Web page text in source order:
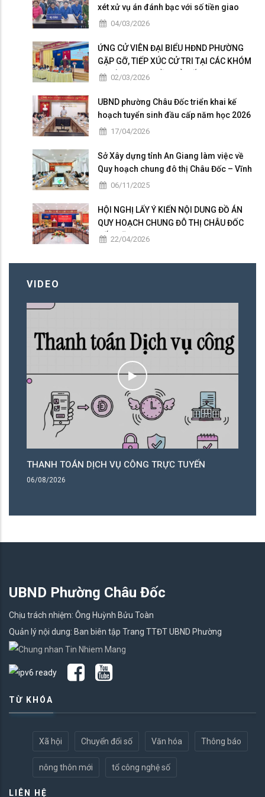
xét xử vụ án đánh bạc với số tiền giao
dịch hơn 4,9 tỷ đồng
04/03/2026
ỨNG CỬ VIÊN ĐẠI BIỂU HĐND PHƯỜNG
GẶP GỠ, TIẾP XÚC CỬ TRI TẠI CÁC KHÓM
THUỘC ĐƠN VỊ BẦU CỬ SỐ 5
02/03/2026
UBND phường Châu Đốc triển khai kế
hoạch tuyển sinh đầu cấp năm học 2026
– 202717/04/2026
Sở Xây dựng tỉnh An Giang làm việc về
Quy hoạch chung đô thị Châu Đốc – Vĩnh
Tế giai đoạn 2025 – 2026
06/11/2025
HỘI NGHỊ LẤY Ý KIẾN NỘI DUNG ĐỒ ÁN
QUY HOẠCH CHUNG ĐÔ THỊ CHÂU ĐỐC
ĐẾN NĂM 2050
22/04/2026
VIDEO
THANH TOÁN DỊCH VỤ CÔNG TRỰC TUYẾN
06/08/2026
UBND Phường Châu Đốc
Chịu trách nhiệm: Ông Huỳnh Bửu Toàn
Quản lý nội dung: Ban biên tập Trang TTĐT UBND Phường
TỪ KHÓA
Xã hội Chuyển đổi số Văn hóa Thông báo
nông thôn mới tổ công nghệ số
LIÊN HỆ